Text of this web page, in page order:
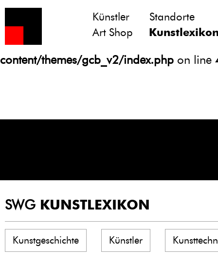
Notice
: Undefined variable: atts in
/homepages/21/d13550920/htdocs/
content/themes/gcb_v2/index.php on line
Künstler
Standorte
Art Shop
SWG KUNSTLEXIKON
Kunstgeschichte Künstler